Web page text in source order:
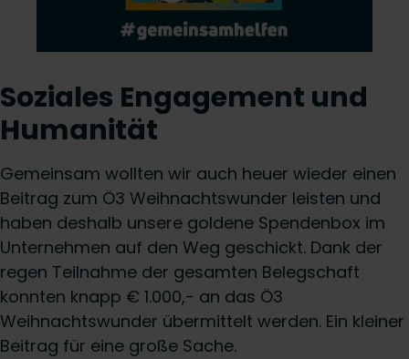
Soziales Engagement und
Humanität
Gemeinsam wollten wir auch heuer wieder einen
Beitrag zum Ö3 Weihnachtswunder leisten und
haben deshalb unsere goldene Spendenbox im
Unternehmen auf den Weg geschickt. Dank der
regen Teilnahme der gesamten Belegschaft
konnten knapp € 1.000,- an das Ö3
Weihnachtswunder übermittelt werden. Ein kleiner
Beitrag für eine große Sache.